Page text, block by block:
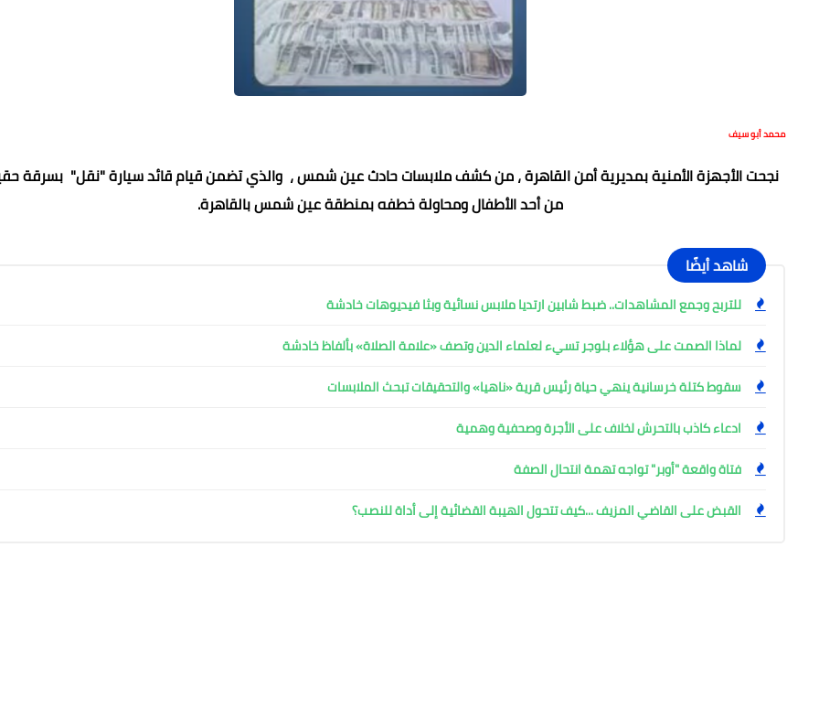
محمد أبو سيف
نجحت الأجهزة الأمنية بمديرية أمن القاهرة ، من كشف ملابسات حادث عين شمس ، والذي تضمن قيام قائد سيارة "نقل" بسرقة
من أحد الأطفال ومحاولة خطفه بمنطقة عين شمس بالقاهرة.
شاهد أيضًا
للتربح وجمع المشاهدات.. ضبط شابين ارتديا ملابس نسائية وبثا فيديوهات خادشة
لماذا الصمت على هؤلاء بلوجر تسيء لعلماء الدين وتصف «علامة الصلاة» بألفاظ خادشة
سقوط كتلة خرسانية ينهي حياة رئيس قرية «ناهيا» والتحقيقات تبحث الملابسات
ادعاء كاذب بالتحرش لخلاف على الأجرة وصحفية وهمية
فتاة واقعة "أوبر" تواجه تهمة انتحال الصفة
القبض على القاضي المزيف ...كيف تتحول الهيبة القضائية إلى أداة للنصب؟